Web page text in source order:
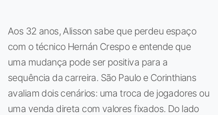
Aos 32 anos, Alisson sabe que perdeu espaço
com o técnico Hernán Crespo e entende que
uma mudança pode ser positiva para a
sequência da carreira. São Paulo e Corinthians
avaliam dois cenários: uma troca de jogadores ou
uma venda direta com valores fixados. Do lado